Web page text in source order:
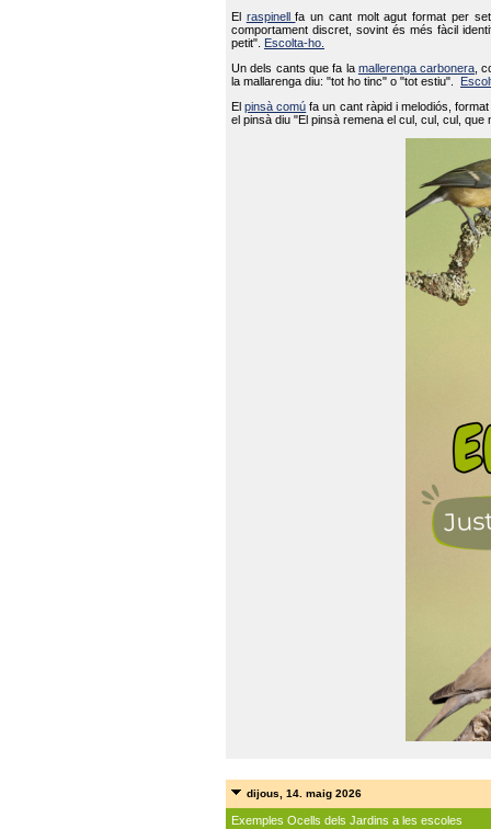
El raspinellfa un cant molt agut format per
comportament discret, sovint és més fàcil
petit".
Escolta-ho.
Un dels cants que fa la mallerenga carbonera ,
la mallarenga diu: "tot ho tinc" o "tot estiu".
Elpinsà comú fa un cant ràpid i melodiós,
el pinsà diu "El pinsà remena el cul, cul, cul,
dijous, 14. maig 2026
Exemples Ocells dels Jardins a les escoles